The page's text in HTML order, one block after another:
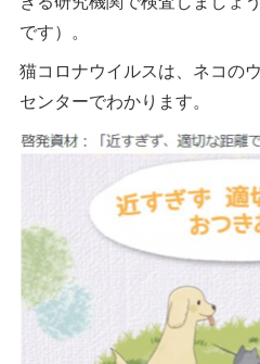
です）。
猫コロナウイルスは、ネコの
センターでわかります。